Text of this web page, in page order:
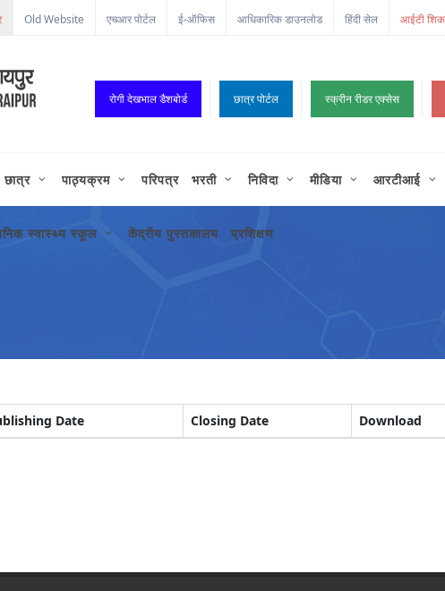
Old Website एचआर पोर्टल ई-ऑफिस आधिकारिक डाउनलोड हिंदी सेल
रोगी देखभाल डैशबोर्ड छात्र पोर्टल स्क्रीन रीडर एक्सेस
छात्र पाठ्यक्रम परिपत्र भरती निविदा मीडिया आरटीआई
स्वास्थ्य स्कूल केंद्रीय पुस्तकालय प्रशिक्षण
Date Closing Date Download